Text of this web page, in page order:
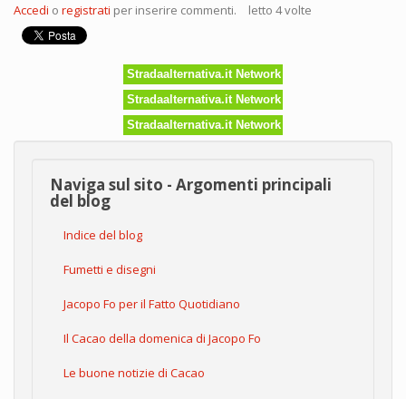
Accedi o registrati per inserire commenti. letto 4 volte
Stradaalternativa.it Network
Stradaalternativa.it Network
Stradaalternativa.it Network
Naviga sul sito - Argomenti principali
del blog
Indice del blog
Fumetti e disegni
Jacopo Fo per il Fatto Quotidiano
Il Cacao della domenica di Jacopo Fo
Le buone notizie di Cacao